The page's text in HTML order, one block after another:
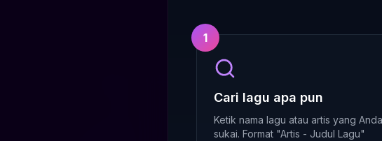
1
Cari lagu apa pun
Ketik nama lagu atau artis yang Anda
sukai. Format "Artis - Judul Lagu"